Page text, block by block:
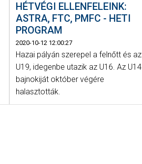
HÉTVÉGI ELLENFELEINK:
ASTRA, FTC, PMFC - HETI
PROGRAM
2020-10-12 12:00:27
Hazai pályán szerepel a felnőtt és az
U19, idegenbe utazik az U16. Az U14
bajnokiját október végére
halasztották.